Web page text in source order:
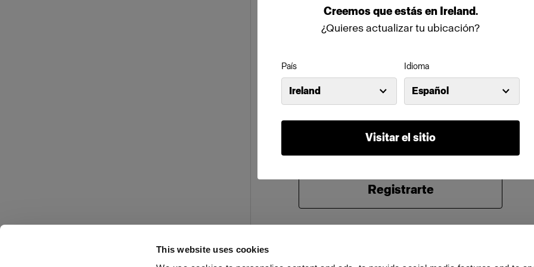
This website uses cookies
Creemos queestás en Ireland.
¿Quieres actualizar tu ubicación?
País
Ireland
Idioma
Español
Visitar el sitio
Contraseña
Recordarme ¿Has olvidado tu contraseña?
¿Eres nuevo en Profoto?
Registrarte